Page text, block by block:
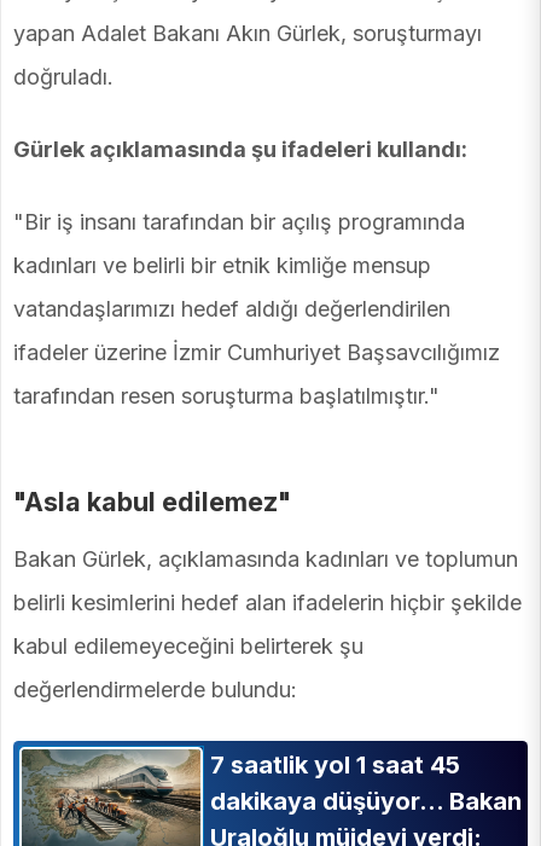
yapan Adalet Bakanı Akın Gürlek, soruşturmayı
doğruladı.
Gürlek açıklamasında şu ifadeleri kullandı:
"Bir iş insanı tarafından bir açılış programında
kadınları ve belirli bir etnik kimliğe mensup
vatandaşlarımızı hedef aldığı değerlendirilen
ifadeler üzerine İzmir Cumhuriyet Başsavcılığımız
tarafından resen soruşturma başlatılmıştır."
"Asla kabul edilemez"
Bakan Gürlek, açıklamasında kadınları ve toplumun
belirli kesimlerini hedef alan ifadelerin hiçbir şekilde
kabul edilemeyeceğini belirterek şu
değerlendirmelerde bulundu:
7 saatlik yol 1 saat 45
dakikaya düşüyor... Bakan
Uraloğlu müjdeyi verdi: